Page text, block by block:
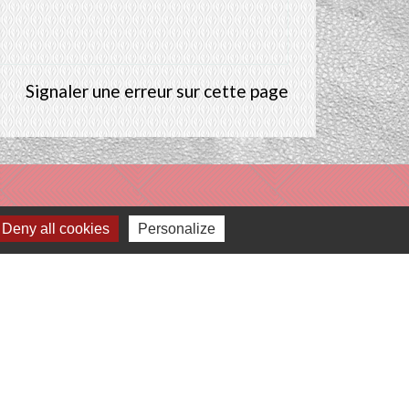
Signaler une erreur sur cette page
Deny all cookies Personalize